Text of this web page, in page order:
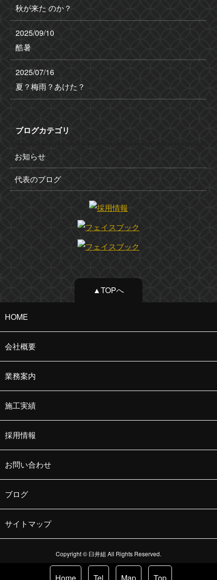
秋が来た のか？
2025/09/10
酷暑
2025/07/16
夏？梅雨？あけた？
ブログカテゴリ
お知らせ
代表のブログ
▲TOPへ
HOME
会社概要
業務案内
施工実績
採用情報
お問い合わせ
ブログ
サイトマップ
Copyright © 臼井組 All Rights Reserved.